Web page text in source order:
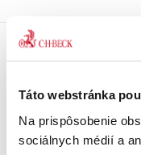
Táto webstránka
Na prispôsobenie
sociálnych médií a
pri